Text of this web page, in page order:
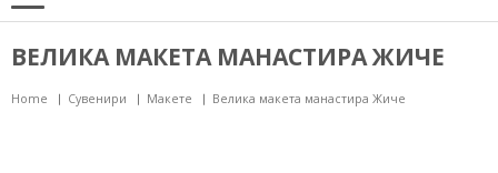
ВЕЛИКА МАКЕТА МАНАСТИРА ЖИЧЕ
Home Сувенири Макете Велика макета манастира Жиче